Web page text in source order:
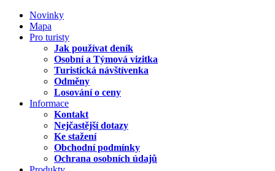
Novinky
Mapa
Pro turisty
Jak používat deník
Osobní a Týmová vizitka
Turistická návštívenka
Odměny
Losování o ceny
Informace
Kontakt
Nejčastější dotazy
Ke stažení
Obchodní podmínky
Ochrana osobních údajů